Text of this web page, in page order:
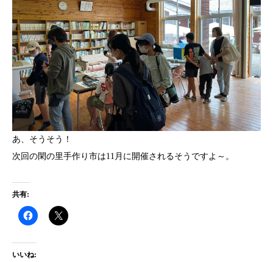
あ、そうそう！
次回の閑の里手作り市は11月に開催されるそうですよ～。
共有:
いいね: